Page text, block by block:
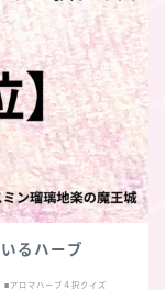
るハーブ
■アロマハーブ４択クイズ